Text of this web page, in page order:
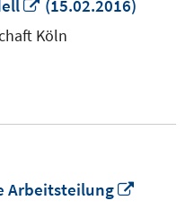
neuem
Fenster
(15.02.2016)
Köln
Arbeitsteilung